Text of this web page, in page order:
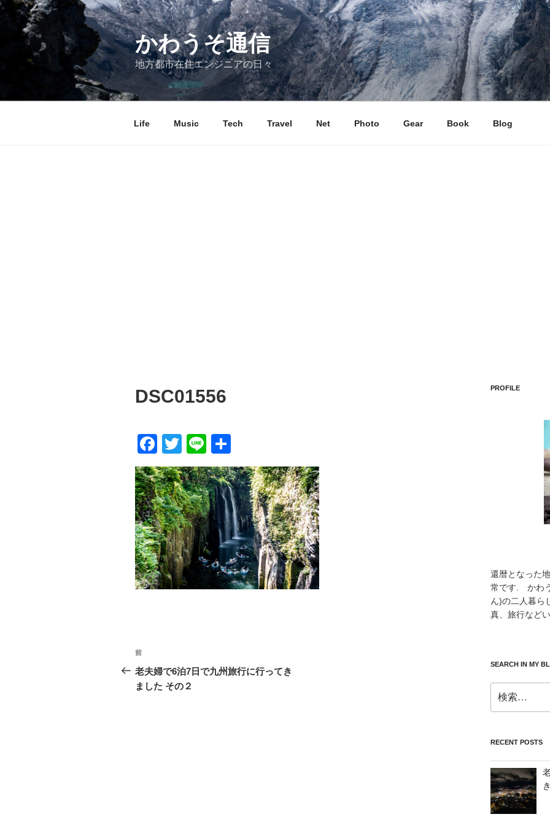
コ
かわうそ通信
地方都市在住エンジニアの日々
Life Music Tech Travel Net Photo Gear Book Blog
DSC01556
F
a
c
e
b
o
o
k
T
wi
tt
er
Li
n
e
有
投
稿
ナ
前
の
投
前
老夫婦で6泊7日で九州旅行に行ってき
ました その２
PROFILE
還暦となった
常です. かわ
ん)の二人暮ら
真、旅行など
SEARCH IN MY
索:
RECENT POSTS